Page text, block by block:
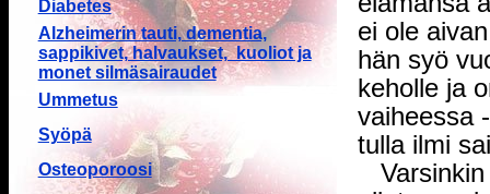
Diabetes
Alzheimerin tauti, dementia,
sappikivet, halvaukset, kuoliot ja
monet silmäsairaudet
Ummetus
Syöpä
Osteoporoosi
ei ole
hän syö
keholle ja
vaiheessa
tulla ilmi
Varsinkin